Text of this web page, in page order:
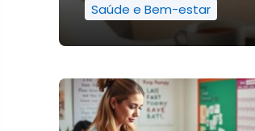
Saúde e Bem-estar